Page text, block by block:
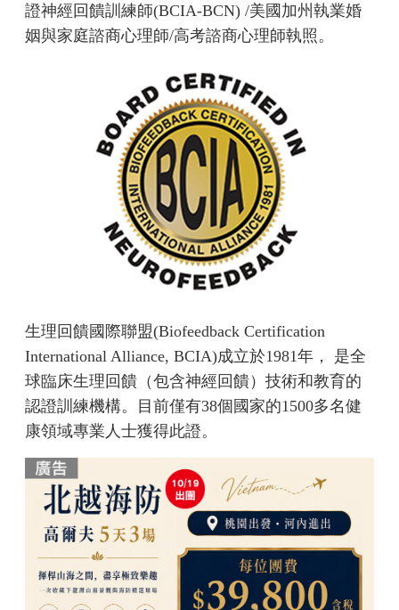
證神經回饋訓練師(BCIA-BCN) /美國加州執業婚
姻與家庭諮商心理師/高考諮商心理師執照。
生理回饋國際聯盟(Biofeedback Certification
International Alliance, BCIA)成立於1981年， 是全
球臨床生理回饋（包含神經回饋）技術和教育的
認證訓練機構。目前僅有38個國家的1500多名健
康領域專業人士獲得此證。